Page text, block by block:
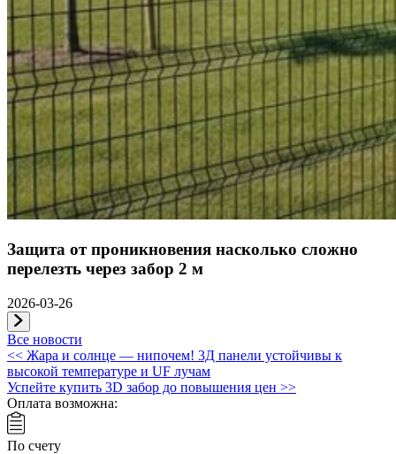
Защита от проникновения насколько сложно
перелезть через забор 2 м
2026-03-26
Все новости
Навигация
по
записям
<< Жара и солнце — нипочем! 3Д панели устойчивы к
высокой температуре и UF лучам
Успейте купить 3D забор до повышения цен >>
Оплата возможна:
По счету